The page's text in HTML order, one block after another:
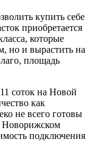
купить себе
приобретается
которые
но и вырастить на
площадь
соток на Новой
как
не всего готовы
Новорижском
подключения